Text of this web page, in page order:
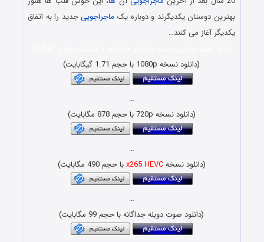
بهترین دوستان یکدیگرند و دوباره یک ماجراجوییجدید را به اتفاق
یکدیگر آغاز می کنند…
(دانلود نسخه 1080p با حجم 1.71 گیگابایت)
…
(دانلود نسخه 720p با حجم 878 مگابایت)
…
(دانلود نسخهx265 HEVCبا حجم 490 مگابایت)
…
(دانلود صوت دوبله جداگانه با حجم 99 مگابایت)